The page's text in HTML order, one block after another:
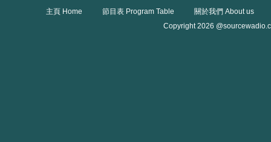
主頁 Home 節目表 Program Table
關於我們 About us
Copyright 2026